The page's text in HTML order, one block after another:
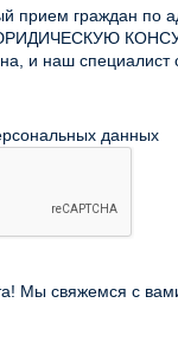
прием граждан по
и наш специалист
данных
Мы свяжемся с